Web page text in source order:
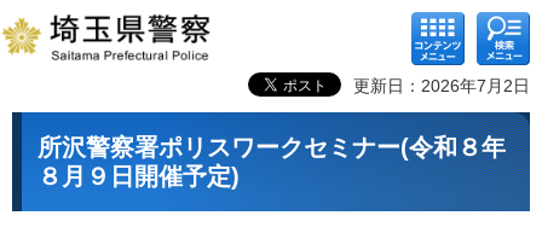
コンテ
ンツメ
ニュー
検索メ
ニュー
更新日：2026年7月2日
所沢警察署ポリスワークセミナー(令和８年
８月９日開催予定)